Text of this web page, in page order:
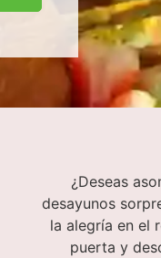
¿Deseas
desayunos
la alegría en el
puerta y